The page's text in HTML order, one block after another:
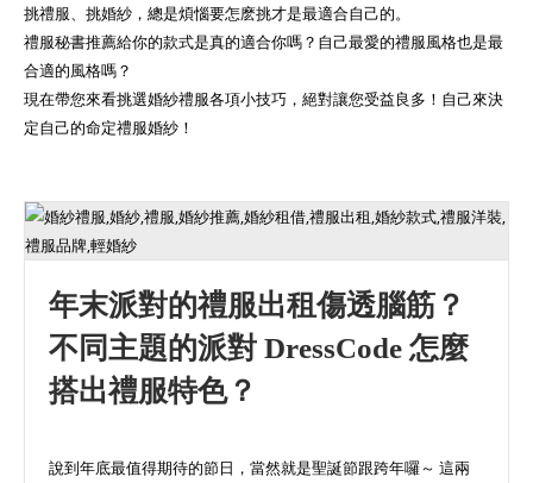
挑禮服、挑婚紗，總是煩惱要怎麽挑才是最適合自己的。
禮服秘書推薦給你的款式是真的適合你嗎？自己最愛的禮服風格也是最
合適的風格嗎？
現在帶您來看挑選婚紗禮服各項小技巧，絕對讓您受益良多！自己來決
定自己的命定禮服婚紗！
年末派對的禮服出租傷透腦筋？
不同主題的派對 DressCode 怎麼
搭出禮服特色？
說到年底最值得期待的節日，當然就是聖誕節跟跨年囉～ 這兩